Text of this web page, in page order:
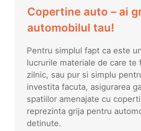
Copertine auto – ai
automobilul tau!
Pentru simplul fapt ca este
lucrurile materiale de care te
zilnic, sau pur si simplu
investita facuta, asigurarea
spatiilor amenajate cu
reprezinta grija pentru
detinute.